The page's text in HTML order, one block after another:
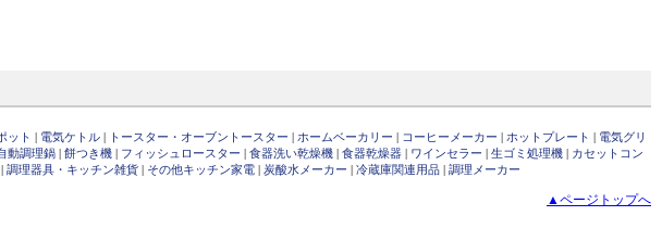
ット | 電気ケトル | トースター・オーブントースター | ホームベーカリー | コーヒーメーカー | ホットプレート | 電気グリ
動調理鍋 | 餅つき機 | フィッシュロースター | 食器洗い乾燥機 | 食器乾燥器 | ワインセラー | 生ゴミ処理機 | カセットコン
| 調理器具・キッチン雑貨 | その他キッチン家電 | 炭酸水メーカー | 冷蔵庫関連用品 | 調理メーカー
▲ページトップへ